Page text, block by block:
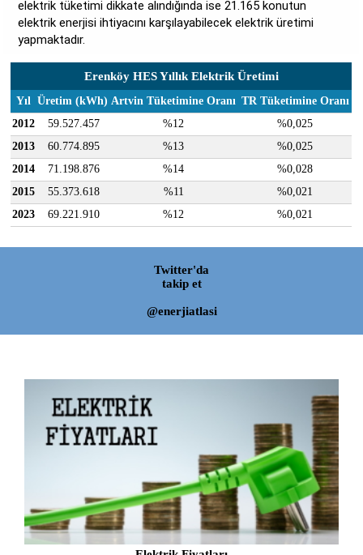
elektrik tüketimi dikkate alındığında ise 21.165 konutun
elektrik enerjisi ihtiyacını karşılayabilecek elektrik üretimi
yapmaktadır.
Erenköy HES Yıllık Elektrik Üretimi
Yıl Üretim (kWh) Artvin Tüketimine Oranı TR Tüketimine Oranı
2012
59.527.457 %12
%0,025
2013
60.774.895 %13
%0,025
2014
71.198.876 %14
%0,028
2015
55.373.618 %11
%0,021
2023
69.221.910 %12 %0,021
Twitter'da
takip et
@enerjiatlasi